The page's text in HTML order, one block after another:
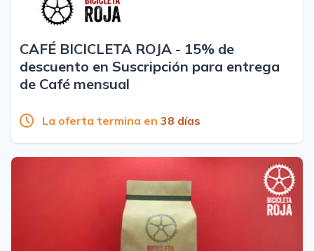
CAFÉ BICICLETA ROJA - 15% de
descuento en Suscripción para entrega
de Café mensual
La oferta termina en 38 días